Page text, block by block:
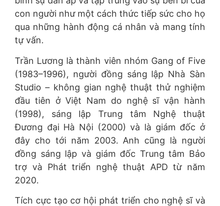
con người như một cách thức tiếp sức cho họ
qua những hành động cá nhân và mang tính
tự vấn.
Trần Lương là thành viên nhóm Gang of Five
(1983–1996), người đồng sáng lập Nhà Sàn
Studio – không gian nghệ thuật thử nghiệm
đầu tiên ở Việt Nam do nghệ sĩ vận hành
(1998), sáng lập Trung tâm Nghệ thuật
Đương đại Hà Nội (2000) và là giám đốc ở
đây cho tới năm 2003. Anh cũng là người
đồng sáng lập và giám đốc Trung tâm Bảo
trợ và Phát triển nghệ thuật APD từ năm
2020.
Tích cực tạo cơ hội phát triển cho nghệ sĩ và